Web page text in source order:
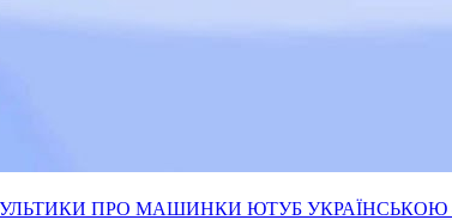
ПРО МАШИНКИ ЮТУБ